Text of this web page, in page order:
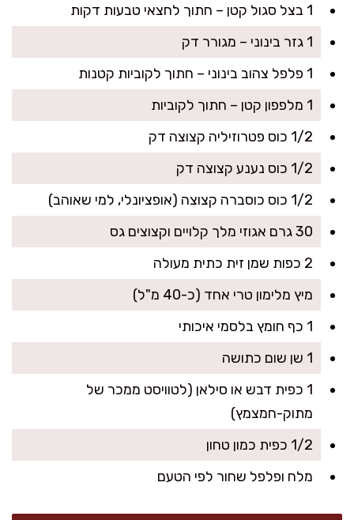
1 בצל סגול קטן – חתוך לחצאי טבעות דקות
1 גזר בינוני – מגורר דק
1 פלפל צהוב בינוני – חתוך לקוביות קטנות
1 מלפפון קטן – חתוך לקוביות
1/2 כוס פטרוזיליה קצוצה דק
1/2 כוס נענע קצוצה דק
1/2 כוס כוסברה קצוצה (אופציונלי, למי שאוהב)
30 גרם אגוזי מלך קלויים וקצוצים גס
2 כפות שמן זית כתית מעולה
מיץ מלימון טרי אחד (כ-40 מ"ל)
1 כף חומץ בלסמי איכותי
1 שן שום כתושה
1 כפית דבש או סילאן (לטוויסט ממכר של
מתוק-חמצמץ)
1/2 כפית כמון טחון
מלח ופלפל שחור לפי הטעם